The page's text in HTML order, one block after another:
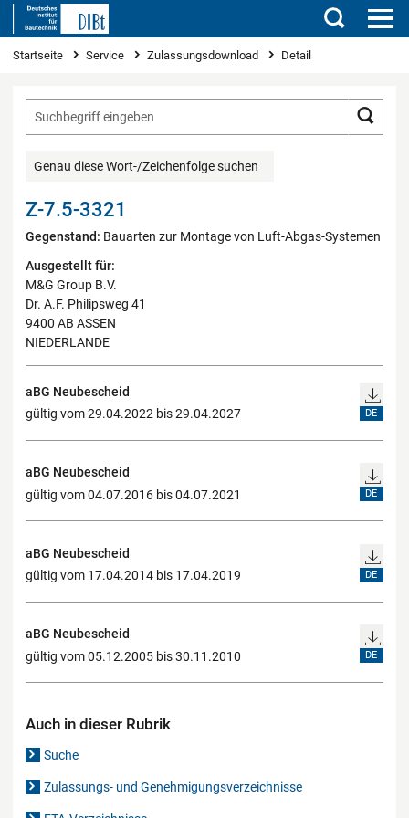
Suchen
Sie sind hier
Startseite Service Zulassungsdownload Detail
Genau diese Wort-/Zeichenfolge suchen
Z-7.5-3321
Gegenstand: Bauarten zur Montage von Luft-Abgas-Systemen
Ausgestellt für:
M&G Group B.V.
Dr. A.F. Philipsweg 41
9400 AB ASSEN
NIEDERLANDE
aBG Neubescheid
gültig vom 29.04.2022 bis 29.04.2027
DE
aBG Neubescheid
gültig vom 04.07.2016 bis 04.07.2021
DE
aBG Neubescheid
gültig vom 17.04.2014 bis 17.04.2019
DE
aBG Neubescheid
gültig vom 05.12.2005 bis 30.11.2010
DE
Auch in dieser Rubrik
Suche
Zulassungs- und Genehmigungsverzeichnisse